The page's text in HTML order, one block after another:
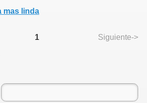
mas linda
1 Siguiente->